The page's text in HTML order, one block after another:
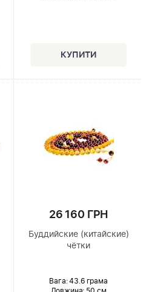
26 160 ГРН
Буддийские (китайские)
чётки
Вага: 43.6 грама